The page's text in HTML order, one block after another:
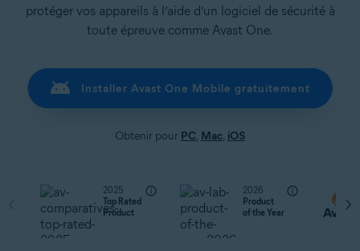
protéger vos appareils à l’aide d’un logiciel de sécurité à
toute épreuve comme Avast One.
Installer Avast One Mobile gratuitement
Obtenir pour PC, Mac, iOS
2025
Top Rated
Product
2026
Product
of the Year